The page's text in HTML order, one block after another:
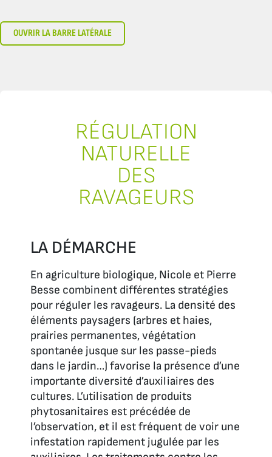
OUVRIR LA BARRE LATÉRALE
RÉGULATION
NATURELLE
DES
RAVAGEURS
LA DÉMARCHE
En agriculture biologique, Nicole et Pierre
Besse combinent différentes stratégies
pour réguler les ravageurs. La densité des
éléments paysagers (arbres et haies,
prairies permanentes, végétation
spontanée jusque sur les passe-pieds
dans le jardin…) favorise la présence d’une
importante diversité d’auxiliaires des
cultures. L’utilisation de produits
phytosanitaires est précédée de
l’observation, et il est fréquent de voir une
infestation rapidement jugulée par les